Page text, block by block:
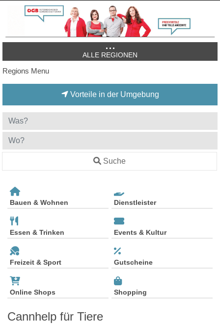
ALLE REGIONEN
Regions Menu
Vorteile in der Umgebung
Suche
Bauen & Wohnen Dienstleister
Essen & Trinken Events & Kultur
Freizeit & Sport Gutscheine
Online Shops Shopping
Cannhelp für Tiere